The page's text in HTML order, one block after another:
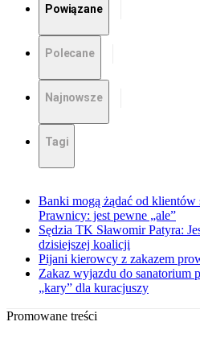
Powiązane
Polecane
Najnowsze
Tagi
Banki mogą żądać od klientów
Prawnicy: jest pewne „ale”
Sędzia TK Sławomir Patyra:
dzisiejszej koalicji
Pijani kierowcy z zakazem
Zakaz wyjazdu do sanatorium
„kary” dla kuracjuszy
Promowane treści